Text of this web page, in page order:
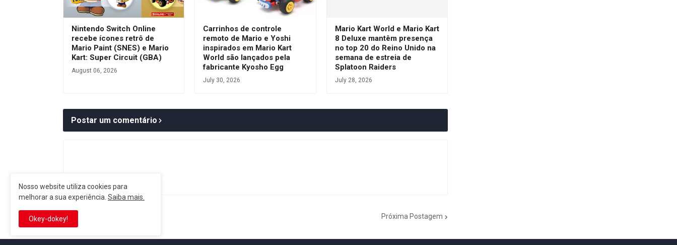
Nintendo Switch Online
recebe ícones retrô de
Mario Paint (SNES) e Mario
Kart: Super Circuit (GBA)
August 06, 2026
Carrinhos de controle
remoto de Mario e Yoshi
inspirados em Mario Kart
World são lançados pela
fabricante Kyosho Egg
July 30, 2026
Mario Kart World e Mario Kart
8 Deluxe mantêm presença
no top 20 do Reino Unido na
semana de estreia de
Splatoon Raiders
July 28, 2026
Postar um comentário
Próxima Postagem
Nosso website utiliza cookies para
melhorar a sua experiência. Saiba mais.
Okey-dokey!